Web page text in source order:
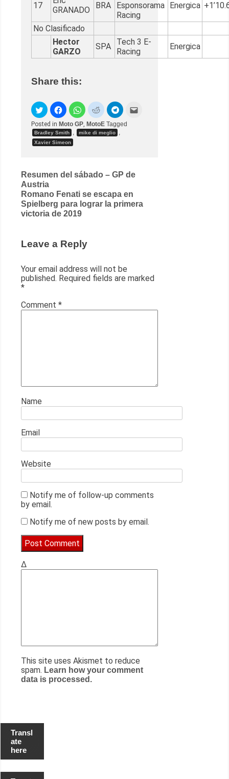
17
GRANADO
BRA
Esponsorama
Racing
Energica
No Clasificado
Hector
GARZO
SPA
Tech 3 E-
Racing
Energica
Share this:
Posted in Moto GP, MotoE Tagged
Bradley Smith , mike di meglio ,
Xavier Simeon
Post
navigation
Resumen del sábado – GP de
Austria
Romano Fenati se escapa en
Spielberg para lograr la primera
victoria de 2019
Leave a Reply
Your email address will not be
published. Required fields are marked
*
Comment *
Name
Email
Website
Notify me of follow-up comments
by email.
Notify me of new posts by email.
Δ
This site uses Akismet to reduce
spam. Learn how your comment
data is processed.
Transl
ate
here